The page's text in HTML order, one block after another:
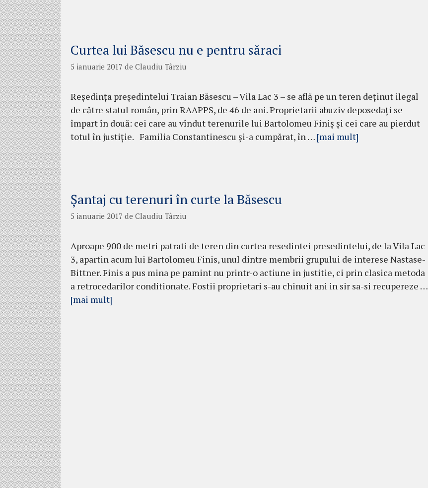
Curtea lui Băsescu nu e pentru săraci
5 ianuarie 2017 de Claudiu Târziu
Reședința președintelui Traian Băsescu – Vila Lac 3 – se află pe un teren deținut ilegal
de către statul român, prin RAAPPS, de 46 de ani. Proprietarii abuziv deposedați se
împart în două: cei care au vîndut terenurile lui Bartolomeu Finiș și cei care au pierdut
totul în justiție. Familia Constantinescu și-a cumpărat, în … [mai mult]
Șantaj cu terenuri în curte la Băsescu
5 ianuarie 2017 de Claudiu Târziu
Aproape 900 de metri patrati de teren din curtea resedintei presedintelui, de la Vila Lac
3, apartin acum lui Bartolomeu Finis, unul dintre membrii grupului de interese Nastase-
Bittner. Finis a pus mina pe pamint nu printr-o actiune in justitie, ci prin clasica metoda
a retrocedarilor conditionate. Fostii proprietari s-au chinuit ani in sir sa-si recupereze …
[mai mult]